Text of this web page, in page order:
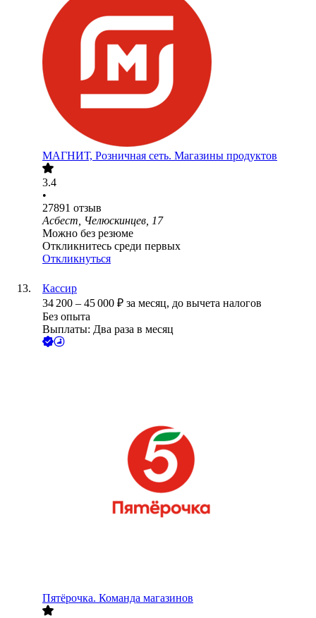
МАГНИТ, Розничная сеть. Магазины продуктов
3.4
•
27891 отзыв
Асбест, Челюскинцев, 17
Можно без резюме
Откликнитесь среди первых
Откликнуться
Кассир
34 200 – 45 000 ₽ за месяц, до вычета налогов
Без опыта
Выплаты: Два раза в месяц
Пятёрочка. Команда магазинов